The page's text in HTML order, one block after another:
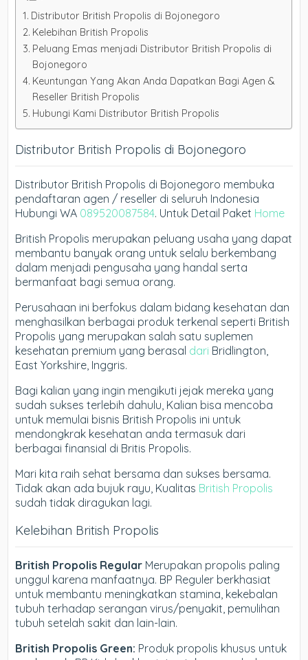
Distributor British Propolis di Bojonegoro
Kelebihan British Propolis
Peluang Emas menjadi Distributor British Propolis di
Bojonegoro
Keuntungan Yang Akan Anda Dapatkan Bagi Agen &
Reseller British Propolis
Hubungi Kami Distributor British Propolis
Distributor British Propolis di Bojonegoro
Distributor British Propolis di Bojonegoro membuka
pendaftaran agen / reseller di seluruh Indonesia
Hubungi WA 089520087584. Untuk Detail Paket Home
British Propolis merupakan peluang usaha yang dapat
membantu banyak orang untuk selalu berkembang
dalam menjadi pengusaha yang handal serta
bermanfaat bagi semua orang.
Perusahaan ini berfokus dalam bidang kesehatan dan
menghasilkan berbagai produk terkenal seperti British
Propolis yang merupakan salah satu suplemen
kesehatan premium yang berasal dari Bridlington,
East Yorkshire, Inggris.
Bagi kalian yang ingin mengikuti jejak mereka yang
sudah sukses terlebih dahulu, Kalian bisa mencoba
untuk memulai bisnis British Propolis ini untuk
mendongkrak kesehatan anda termasuk dari
berbagai finansial di Britis Propolis.
Mari kita raih sehat bersama dan sukses bersama.
Tidak akan ada bujuk rayu, Kualitas British Propolis
sudah tidak diragukan lagi.
Kelebihan British Propolis
British Propolis Regular Merupakan propolis paling
unggul karena manfaatnya. BP Reguler berkhasiat
untuk membantu meningkatkan stamina, kekebalan
tubuh terhadap serangan virus/penyakit, pemulihan
tubuh setelah sakit dan lain-lain.
British Propolis Green: Produk propolis khusus untuk